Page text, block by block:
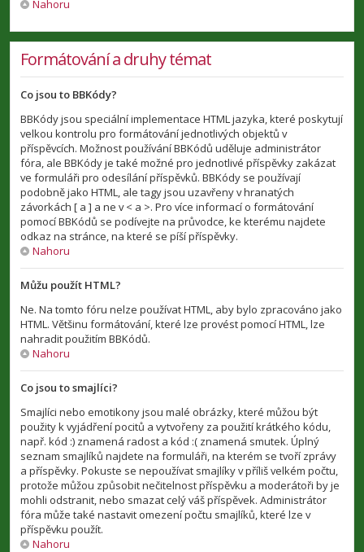
Nahoru
Formátování a druhy témat
Co jsou to BBKódy?
BBKódy jsou speciální implementace HTML jazyka, které poskytují
velkou kontrolu pro formátování jednotlivých objektů v
příspěvcích. Možnost používání BBKódů uděluje administrátor
fóra, ale BBKódy je také možné pro jednotlivé příspěvky zakázat
ve formuláři pro odesílání příspěvků. BBKódy se používají
podobně jako HTML, ale tagy jsou uzavřeny v hranatých
závorkách [ a ] a ne v < a >. Pro více informací o formátování
pomocí BBKódů se podívejte na průvodce, ke kterému najdete
odkaz na stránce, na které se píší příspěvky.
Nahoru
Můžu použít HTML?
Ne. Na tomto fóru nelze používat HTML, aby bylo zpracováno jako
HTML. Většinu formátování, které lze provést pomocí HTML, lze
nahradit použitím BBKódů.
Nahoru
Co jsou to smajlíci?
Smajlíci nebo emotikony jsou malé obrázky, které můžou být
použity k vyjádření pocitů a vytvořeny za použití krátkého kódu,
např. kód :) znamená radost a kód :( znamená smutek. Úplný
seznam smajlíků najdete na formuláři, na kterém se tvoří zprávy
a příspěvky. Pokuste se nepoužívat smajlíky v příliš velkém počtu,
protože můžou způsobit nečitelnost příspěvku a moderátoři by je
mohli odstranit, nebo smazat celý váš příspěvek. Administrátor
fóra může také nastavit omezení počtu smajlíků, které lze v
příspěvku použít.
Nahoru